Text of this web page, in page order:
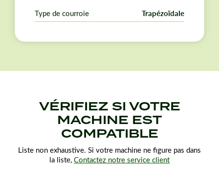
Type de courroie Trapézoïdale
VÉRIFIEZ SI VOTRE
MACHINE EST
COMPATIBLE
Liste non exhaustive. Si votre machine ne figure pas dans
la liste, Contactez notre service client